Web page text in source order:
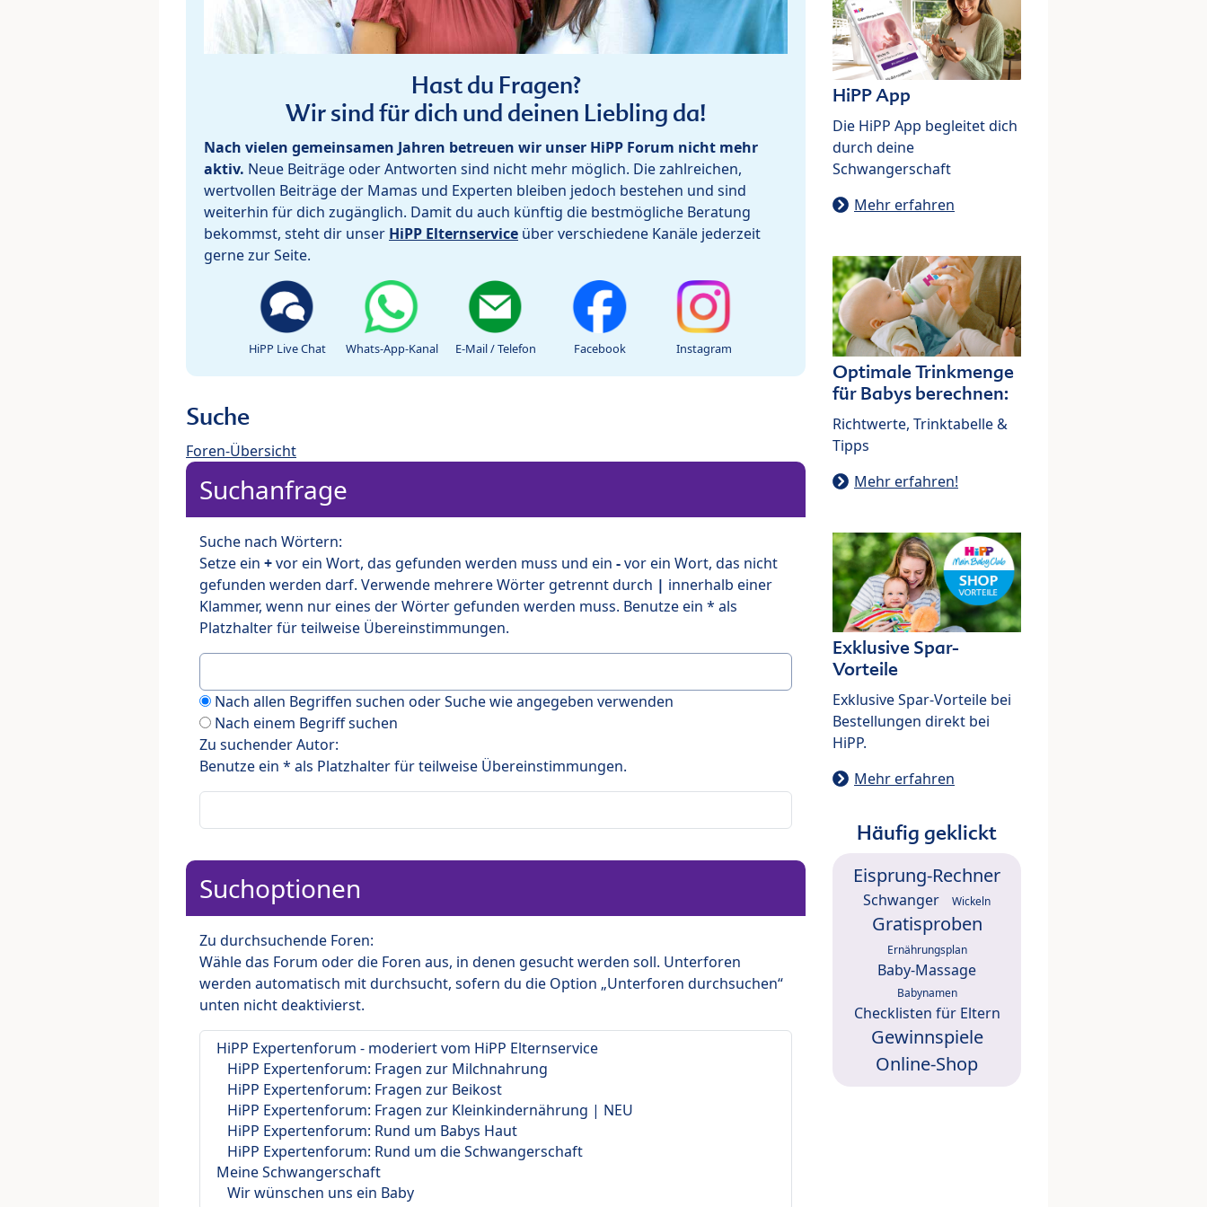
Hast du Fragen?
Wir sind für dich und deinen Liebling da!
Nach vielen gemeinsamen Jahren betreuen wir unser HiPP Forum nicht mehr
aktiv. Neue Beiträge oder Antworten sind nicht mehr möglich. Die zahlreichen,
wertvollen Beiträge der Mamas und Experten bleiben jedoch bestehen und sind
weiterhin für dich zugänglich. Damit du auch künftig die bestmögliche Beratung
bekommst, steht dir unser HiPP Elternservice über verschiedene Kanäle jederzeit
gerne zur Seite.
HiPP Live Chat Whats-App-Kanal E-Mail / Telefon Facebook Instagram
Suche
Foren-Übersicht
Suchanfrage
Suche nach Wörtern:
Setze ein +vor ein Wort, das gefunden werden muss und ein -vor ein Wort, das nicht
gefunden werden darf. Verwende mehrere Wörter getrennt durch | innerhalb einer
Klammer, wenn nur eines der Wörter gefunden werden muss. Benutze ein * als
Platzhalter für teilweise Übereinstimmungen.
Nach allen Begriffen suchen oder Suche wie angegeben verwenden
Nach einem Begriff suchen
Zu suchender Autor:
Benutze ein * als Platzhalter für teilweise Übereinstimmungen.
Suchoptionen
Zu durchsuchende Foren:
Wähle das Forum oder die Foren aus, in denen gesucht werden soll. Unterforen
werden automatisch mit durchsucht, sofern du die Option „Unterforen durchsuchen“
unten nicht deaktivierst.
HiPP App
Die HiPP App begleitet dich
durch deine
Schwangerschaft
Mehr erfahren
Optimale Trinkmenge
für Babys berechnen:
Richtwerte, Trinktabelle &
Tipps
Mehr erfahren!
Exklusive Spar-
Vorteile
Exklusive Spar-Vorteile bei
Bestellungen direkt bei
HiPP.
Mehr erfahren
Häufig geklickt
Eisprung-Rechner
Schwanger Wickeln
Gratisproben
Ernährungsplan
Baby-Massage
Babynamen
Checklisten für Eltern
Gewinnspiele
Online-Shop